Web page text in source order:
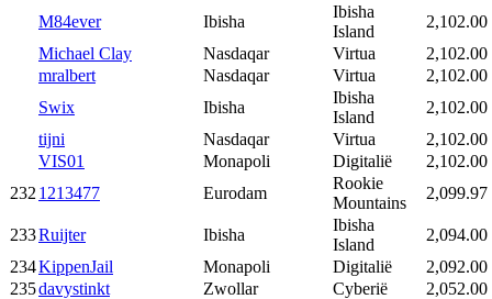
M84ever
Ibisha
Ibisha
Island
2,102.00
Michael Clay
Nasdaqar Virtua
2,102.00
mralbert
Nasdaqar Virtua
2,102.00
Swix
Ibisha
Ibisha
Island
2,102.00
tijni
Nasdaqar Virtua
2,102.00
VIS01
Monapoli Digitalië
2,102.00
232 1213477 Eurodam
Rookie
Mountains
2,099.97
233Ruijter Ibisha
Ibisha
Island
2,094.00
234KippenJail Monapoli Digitalië
2,092.00
235davystinkt Zwollar Cyberië
2,052.00